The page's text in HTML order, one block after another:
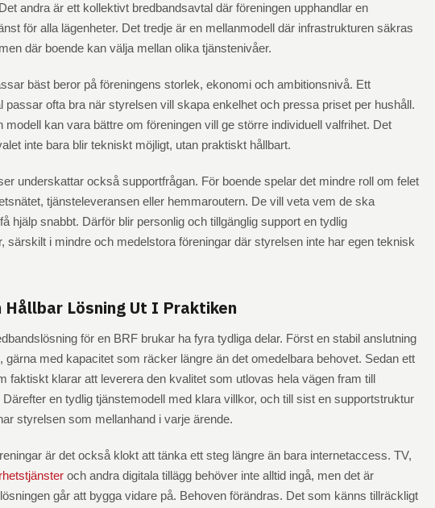
andra är ett kollektivt bredbandsavtal där föreningen upphandlar en
för alla lägenheter. Det tredje är en mellanmodell där infrastrukturen säkras
där boende kan välja mellan olika tjänstenivåer.
bäst beror på föreningens storlek, ekonomi och ambitionsnivå. Ett
passar ofta bra när styrelsen vill skapa enkelhet och pressa priset per hushåll.
modell kan vara bättre om föreningen vill ge större individuell valfrihet. Det
inte bara blir tekniskt möjligt, utan praktiskt hållbart.
underskattar också supportfrågan. För boende spelar det mindre roll om felet
tjänsteleveransen eller hemmaroutern. De vill veta vem de ska
hjälp snabbt. Därför blir personlig och tillgänglig support en tydlig
särskilt i mindre och medelstora föreningar där styrelsen inte har egen teknisk
Hållbar Lösning Ut I Praktiken
för en BRF brukar ha fyra tydliga delar. Först en stabil anslutning
gärna med kapacitet som räcker längre än det omedelbara behovet. Sedan ett
faktiskt klarar att leverera den kvalitet som utlovas hela vägen fram till
Därefter en tydlig tjänstemodell med klara villkor, och till sist en supportstruktur
styrelsen som mellanhand i varje ärende.
är det också klokt att tänka ett steg längre än bara internetaccess. TV,
och andra digitala tillägg behöver inte alltid ingå, men det är
går att bygga vidare på. Behoven förändras. Det som känns tillräckligt